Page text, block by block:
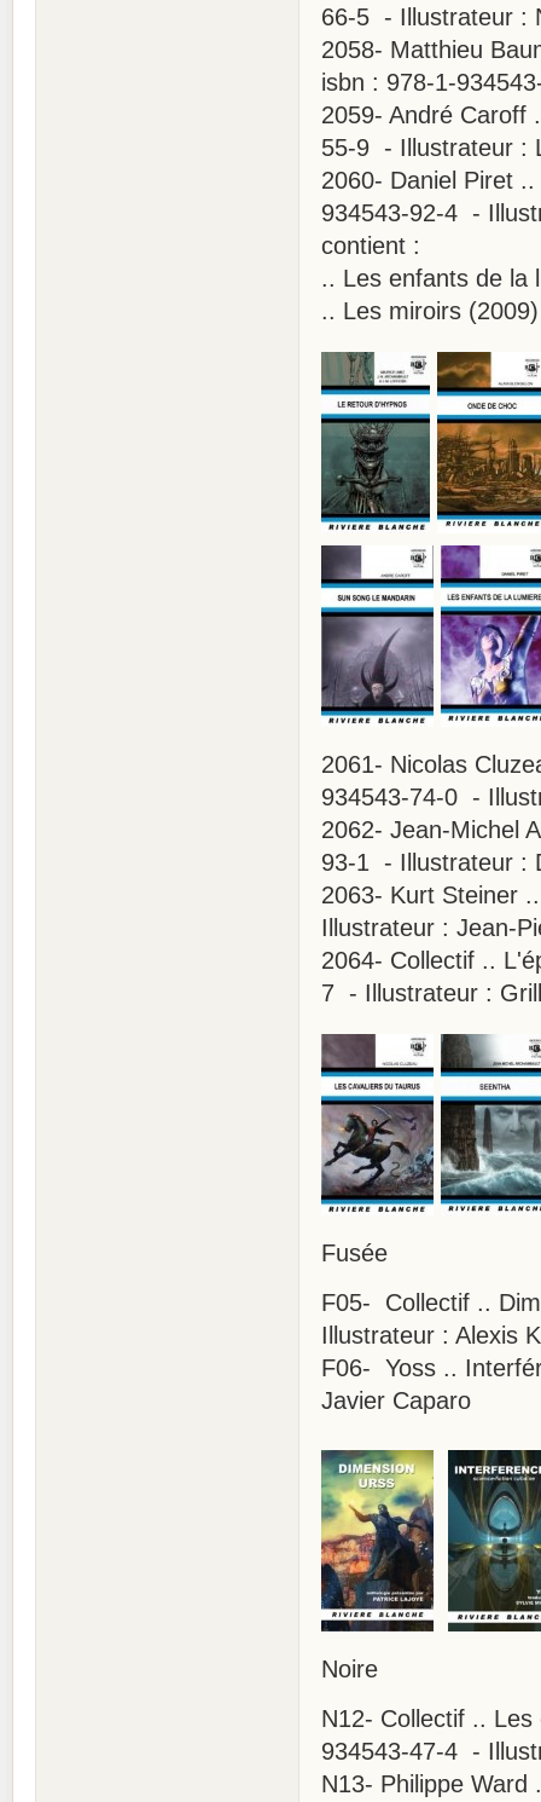
66-5 - Illustrateur :
2058- Matthieu
isbn : 978-1-
2059- André Caroff
55-9 - Illustrateur :
2060- Daniel Piret
934543-92-4 -
contient :
.. Les enfants de la
.. Les miroirs
2061- Nicolas
934543-74-0 -
2062- Jean-Michel
93-1 - Illustrateur :
2063- Kurt Steiner
Illustrateur : Jean-
2064- Collectif ..
7 - Illustrateur :
Fusée
F05- Collectif ..
Illustrateur : Alexis
F06- Yoss ..
Javier Caparo
Noire
N12- Collectif ..
934543-47-4 -
N13- Philippe